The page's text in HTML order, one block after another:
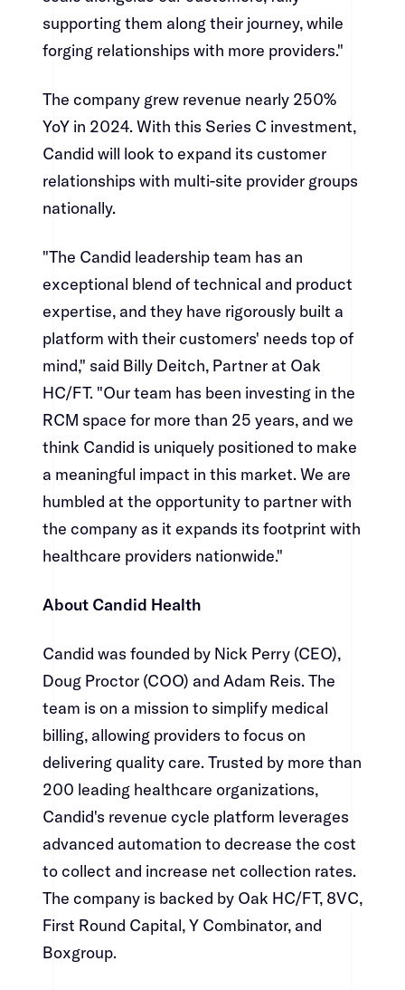
supporting them along their journey, while
forging relationships with more providers."​​​​‌ ‍ ​‍​‍‌‍ ‌ ​‍‌‍‍‌‌‍‌ ‌‍‍‌‌‍ ‍​‍​‍​ ‍‍​‍​‍‌ ​ ‌‍​‌‌‍ ‍‌‍‍‌‌ ‌​‌ ‍‌​‍ ‍‌‍‍‌‌‍ ​‍​‍​‍ ​​‍​‍‌‍‍​‌ ​‍‌‍‌‌‌‍‌‍​‍​‍​ ‍‍​‍​‍‌‍‍​‌ ‌​‌ ‌​‌ ​​​ ‍‍​‍ ​‍ ‌‍ ​‌‍ ‌‍​ ‌‍​‌‌‍ ​‌‍‍​‌‍ ‌ ​ ‌ ‌​​ ‍‍​ ​ ​ ​ ​ ​ ​ ​ ​‍ ‌‍‍‌‌‍ ‍‌ ‌​‌‍‌‌‌‍ ‍‌ ‌​​‍ ‌‍‌‌‌‍‌​‌‍‍‌‌ ‌​​‍ ‌‍ ‌‌‍ ‌‍‌​‌‍‌‌​ ‌‌ ​​‌ ​‍‌‍‌‌‌ ​ ‌‍‌‌‌‍ ‍‌ ‌​‌‍​‌‌ ‌​‌‍‍‌‌‍ ‌‍ ‍​ ‍ ‌‍‍‌‌‍‌​​ ‌​ ‍​​ ​‍​ ‌ ‌‍‌​​ ​‍​ ‌​​ ‍​​ ‌‍​‍ ‌​ ‌‌‌‍‌‍​ ‌‍​ ‍‌​‍ ‌​ ‌​​ ‌​​ ‍​‌‍​‌​‍ ‌‌‍​‍‌‍​‍​ ‌ ​ ‌‌​‍ ‌‌‍‌‌‌‍​‍​ ​‌​ ‌ ​ ​ ‌‍‌‌​ ‌‌‌‍​ ​ ​‍​ ​ ‌‍‌​‌‍​‍​ ‍ ‌ ‌​‌ ‍‌‌ ​​‌‍‌‌​ ‌‌‍​‍‌‍ ​‌‍ ‌‍‌ ‌‌​​‌‍ ‌ ​ ‌ ‌​​ ‍ ‌ ​​‌‍​‌‌ ‌​‌‍‍​​ ‌‌‍​ ‌‍ ‌‍ ‍‌ ‌​‌‍‌‌‌‍ ‍‌ ‌​​‍‌‌​ ‌‌‌​​‍‌‌ ‌‍‍ ‌‍‌‌‌ ‍‌​‍‌‌​ ​ ‌​‌​​‍‌‌​ ​ ‌​‌​​‍‌‌​ ​‍​ ​‍‌‍​‍‌‍‌‌‌‍‌​‌‍​ ​ ​‍​ ​‍​ ​‌‌‍‌‍‌‍​ ​ ‌‍​ ​‌​ ‍​​‍‌‌​ ​‍​ ​‍​‍‌‌​ ‌‌‌​‌​​‍ ‍‌‍​ ‌‍‍​‌‍‍‌‌‍ ​‌‍‌​‌ ​‍‌‍‌‌‌‍ ‍​‍‌‌​ ‌‌‌​​‍‌‌ ‌‍‍ ‌‍‌‌‌ ‍‌​‍‌‌​ ​ ‌​‌​​‍‌‌​ ​ ‌​‌​​‍‌‌​ ​‍​ ​‍​ ​ ​ ‍​​ ‍​​ ‌‍‌‍​ ​ ‍​​ ‍‌​ ‌ ​ ‌‌​ ‌ ​ ​‍​ ​ ​‍‌‌​ ​‍​ ​‍​‍‌‌​ ‌‌‌​‌​​‍ ‍‌ ‌​‌‍‌‌‌ ‍​‌ ‌​​ ‌‍​‍‌‍​‌‌ ​ ‌‍‌‌‌‌‌‌‌ ​‍‌‍ ​​ ‌‌‍‍​‌ ‌​‌ ‌​‌ ​​​‍‌‌​ ​ ‌​​‌​‍‌‌​ ​‍‌​‌‍​‍‌‌​ ​‍‌​‌‍‌‍ ​‌‍ ‌‍​ ‌‍​‌‌‍ ​‌‍‍​‌‍ ‌ ​ ‌ ‌​​‍‌‌​ ​ ‌​​‌​ ​ ​ ​ ​ ​ ​ ​ ​‍‌‍‌‍‍‌‌‍‌​​ ‌​ ‍​​ ​‍​ ‌ ‌‍‌​​ ​‍​ ‌​​ ‍​​ ‌‍​‍ ‌​ ‌‌‌‍‌‍​ ‌‍​ ‍‌​‍ ‌​ ‌​​ ‌​​ ‍​‌‍​‌​‍ ‌‌‍​‍‌‍​‍​ ‌ ​ ‌‌​‍ ‌‌‍‌‌‌‍​‍​ ​‌​ ‌ ​ ​ ‌‍‌‌​ ‌‌‌‍​ ​ ​‍​ ​ ‌‍‌​‌‍​‍​‍‌‍‌ ‌​‌ ‍‌‌ ​​‌‍‌‌​ ‌‌‍​‍‌‍ ​‌‍ ‌‍‌ ‌‌​​‌‍ ‌ ​ ‌ ‌​​‍‌‍‌ ​​‌‍​‌‌ ‌​‌‍‍​​ ‌‌‍​ ‌‍ ‌‍ ‍‌ ‌​‌‍‌‌‌‍ ‍‌ ‌​​‍‌‌​ ‌‌‌​​‍‌‌ ‌‍‍ ‌‍‌‌‌ ‍‌​‍‌‌​ ​ ‌​‌​​‍‌‌​ ​ ‌​‌​​‍‌‌​ ​‍​ ​‍‌‍​‍‌‍‌‌‌‍‌​‌‍​ ​ ​‍​ ​‍​ ​‌‌‍‌‍‌‍​ ​ ‌‍​ ​‌​ ‍​​‍‌‌​ ​‍​ ​‍​‍‌‌​ ‌‌‌​‌​​‍ ‍‌‍​ ‌‍‍​‌‍‍‌‌‍ ​‌‍‌​‌ ​‍‌‍‌‌‌‍ ‍​‍‌‌​ ‌‌‌​​‍‌‌ ‌‍‍ ‌‍‌‌‌ ‍‌​‍‌‌​ ​ ‌​‌​​‍‌‌​ ​ ‌​‌​​‍‌‌​ ​‍​ ​‍​ ​ ​ ‍​​ ‍​​ ‌‍‌‍​ ​ ‍​​ ‍‌​ ‌ ​ ‌‌​ ‌ ​ ​‍​ ​ ​‍‌‌​ ​‍​ ​‍​‍‌‌​ ‌‌‌​‌​​‍ ‍‌ ‌​‌‍‌‌‌ ‍​‌ ‌​​‍‌‍‌ ​​‌‍‌‌‌ ​‍‌ ​ ‌ ​​‌‍‌‌‌‍​ ‌ ‌​‌‍‍‌‌ ‌‍‌‍‌‌​ ‌‌ ​​‌ ‌‌‌‍​‍‌‍ ​‌‍‍‌‌ ​ ‌‍‍​‌‍‌‌‌‍‌​​‍​‍‌ ‌
The company grew revenue nearly 250%
YoY in 2024. With this Series C investment,
Candid will look to expand its customer
relationships with multi-site provider groups
nationally.​​​​‌ ‍ ​‍​‍‌‍ ‌ ​‍‌‍‍‌‌‍‌ ‌‍‍‌‌‍ ‍​‍​‍​ ‍‍​‍​‍‌ ​ ‌‍​‌‌‍ ‍‌‍‍‌‌ ‌​‌ ‍‌​‍ ‍‌‍‍‌‌‍ ​‍​‍​‍ ​​‍​‍‌‍‍​‌ ​‍‌‍‌‌‌‍‌‍​‍​‍​ ‍‍​‍​‍‌‍‍​‌ ‌​‌ ‌​‌ ​​​ ‍‍​‍ ​‍ ‌‍ ​‌‍ ‌‍​ ‌‍​‌‌‍ ​‌‍‍​‌‍ ‌ ​ ‌ ‌​​ ‍‍​ ​ ​ ​ ​ ​ ​ ​ ​‍ ‌‍‍‌‌‍ ‍‌ ‌​‌‍‌‌‌‍ ‍‌ ‌​​‍ ‌‍‌‌‌‍‌​‌‍‍‌‌ ‌​​‍ ‌‍ ‌‌‍ ‌‍‌​‌‍‌‌​ ‌‌ ​​‌ ​‍‌‍‌‌‌ ​ ‌‍‌‌‌‍ ‍‌ ‌​‌‍​‌‌ ‌​‌‍‍‌‌‍ ‌‍ ‍​ ‍ ‌‍‍‌‌‍‌​​ ‌​ ‍​​ ​‍​ ‌ ‌‍‌​​ ​‍​ ‌​​ ‍​​ ‌‍​‍ ‌​ ‌‌‌‍‌‍​ ‌‍​ ‍‌​‍ ‌​ ‌​​ ‌​​ ‍​‌‍​‌​‍ ‌‌‍​‍‌‍​‍​ ‌ ​ ‌‌​‍ ‌‌‍‌‌‌‍​‍​ ​‌​ ‌ ​ ​ ‌‍‌‌​ ‌‌‌‍​ ​ ​‍​ ​ ‌‍‌​‌‍​‍​ ‍ ‌ ‌​‌ ‍‌‌ ​​‌‍‌‌​ ‌‌‍​‍‌‍ ​‌‍ ‌‍‌ ‌‌​​‌‍ ‌ ​ ‌ ‌​​ ‍ ‌ ​​‌‍​‌‌ ‌​‌‍‍​​ ‌‌‍​ ‌‍ ‌‍ ‍‌ ‌​‌‍‌‌‌‍ ‍‌ ‌​​‍‌‌​ ‌‌‌​​‍‌‌ ‌‍‍ ‌‍‌‌‌ ‍‌​‍‌‌​ ​ ‌​‌​​‍‌‌​ ​ ‌​‌​​‍‌‌​ ​‍​ ​‍‌‍‌‌‌‍​ ​ ​​​ ‌ ​ ‌‌​ ​​​ ‍‌​ ‍‌‌‍​‌​ ‍​​ ‍‌​ ‌‍​‍‌‌​ ​‍​ ​‍​‍‌‌​ ‌‌‌​‌​​‍ ‍‌‍​ ‌‍‍​‌‍‍‌‌‍ ​‌‍‌​‌ ​‍‌‍‌‌‌‍ ‍​‍‌‌​ ‌‌‌​​‍‌‌ ‌‍‍ ‌‍‌‌‌ ‍‌​‍‌‌​ ​ ‌​‌​​‍‌‌​ ​ ‌​‌​​‍‌‌​ ​‍​ ​‍​ ​‌​ ‌‍​ ​ ​ ‌​‌‍​‌‌‍‌‌​ ​‌‌‍​ ​ ‌​‌‍​ ​ ‌ ‌‍‌​​‍‌‌​ ​‍​ ​‍​‍‌‌​ ‌‌‌​‌​​‍ ‍‌ ‌​‌‍‌‌‌ ‍​‌ ‌​​ ‌‍​‍‌‍​‌‌ ​ ‌‍‌‌‌‌‌‌‌ ​‍‌‍ ​​ ‌‌‍‍​‌ ‌​‌ ‌​‌ ​​​‍‌‌​ ​ ‌​​‌​‍‌‌​ ​‍‌​‌‍​‍‌‌​ ​‍‌​‌‍‌‍ ​‌‍ ‌‍​ ‌‍​‌‌‍ ​‌‍‍​‌‍ ‌ ​ ‌ ‌​​‍‌‌​ ​ ‌​​‌​ ​ ​ ​ ​ ​ ​ ​ ​‍‌‍‌‍‍‌‌‍‌​​ ‌​ ‍​​ ​‍​ ‌ ‌‍‌​​ ​‍​ ‌​​ ‍​​ ‌‍​‍ ‌​ ‌‌‌‍‌‍​ ‌‍​ ‍‌​‍ ‌​ ‌​​ ‌​​ ‍​‌‍​‌​‍ ‌‌‍​‍‌‍​‍​ ‌ ​ ‌‌​‍ ‌‌‍‌‌‌‍​‍​ ​‌​ ‌ ​ ​ ‌‍‌‌​ ‌‌‌‍​ ​ ​‍​ ​ ‌‍‌​‌‍​‍​‍‌‍‌ ‌​‌ ‍‌‌ ​​‌‍‌‌​ ‌‌‍​‍‌‍ ​‌‍ ‌‍‌ ‌‌​​‌‍ ‌ ​ ‌ ‌​​‍‌‍‌ ​​‌‍​‌‌ ‌​‌‍‍​​ ‌‌‍​ ‌‍ ‌‍ ‍‌ ‌​‌‍‌‌‌‍ ‍‌ ‌​​‍‌‌​ ‌‌‌​​‍‌‌ ‌‍‍ ‌‍‌‌‌ ‍‌​‍‌‌​ ​ ‌​‌​​‍‌‌​ ​ ‌​‌​​‍‌‌​ ​‍​ ​‍‌‍‌‌‌‍​ ​ ​​​ ‌ ​ ‌‌​ ​​​ ‍‌​ ‍‌‌‍​‌​ ‍​​ ‍‌​ ‌‍​‍‌‌​ ​‍​ ​‍​‍‌‌​ ‌‌‌​‌​​‍ ‍‌‍​ ‌‍‍​‌‍‍‌‌‍ ​‌‍‌​‌ ​‍‌‍‌‌‌‍ ‍​‍‌‌​ ‌‌‌​​‍‌‌ ‌‍‍ ‌‍‌‌‌ ‍‌​‍‌‌​ ​ ‌​‌​​‍‌‌​ ​ ‌​‌​​‍‌‌​ ​‍​ ​‍​ ​‌​ ‌‍​ ​ ​ ‌​‌‍​‌‌‍‌‌​ ​‌‌‍​ ​ ‌​‌‍​ ​ ‌ ‌‍‌​​‍‌‌​ ​‍​ ​‍​‍‌‌​ ‌‌‌​‌​​‍ ‍‌ ‌​‌‍‌‌‌ ‍​‌ ‌​​‍‌‍‌ ​​‌‍‌‌‌ ​‍‌ ​ ‌ ​​‌‍‌‌‌‍​ ‌ ‌​‌‍‍‌‌ ‌‍‌‍‌‌​ ‌‌ ​​‌ ‌‌‌‍​‍‌‍ ​‌‍‍‌‌ ​ ‌‍‍​‌‍‌‌‌‍‌​​‍​‍‌ ‌
"The Candid leadership team has an
exceptional blend of technical and product
expertise, and they have rigorously built a
platform with their customers' needs top of
mind," said Billy Deitch, Partner at Oak
HC/FT. "Our team has been investing in the
RCM space for more than 25 years, and we
think Candid is uniquely positioned to make
a meaningful impact in this market. We are
humbled at the opportunity to partner with
the company as it expands its footprint with
healthcare providers nationwide."​​​​‌ ‍ ​‍​‍‌‍ ‌ ​‍‌‍‍‌‌‍‌ ‌‍‍‌‌‍ ‍​‍​‍​ ‍‍​‍​‍‌ ​ ‌‍​‌‌‍ ‍‌‍‍‌‌ ‌​‌ ‍‌​‍ ‍‌‍‍‌‌‍ ​‍​‍​‍ ​​‍​‍‌‍‍​‌ ​‍‌‍‌‌‌‍‌‍​‍​‍​ ‍‍​‍​‍‌‍‍​‌ ‌​‌ ‌​‌ ​​​ ‍‍​‍ ​‍ ‌‍ ​‌‍ ‌‍​ ‌‍​‌‌‍ ​‌‍‍​‌‍ ‌ ​ ‌ ‌​​ ‍‍​ ​ ​ ​ ​ ​ ​ ​ ​‍ ‌‍‍‌‌‍ ‍‌ ‌​‌‍‌‌‌‍ ‍‌ ‌​​‍ ‌‍‌‌‌‍‌​‌‍‍‌‌ ‌​​‍ ‌‍ ‌‌‍ ‌‍‌​‌‍‌‌​ ‌‌ ​​‌ ​‍‌‍‌‌‌ ​ ‌‍‌‌‌‍ ‍‌ ‌​‌‍​‌‌ ‌​‌‍‍‌‌‍ ‌‍ ‍​ ‍ ‌‍‍‌‌‍‌​​ ‌​ ‍​​ ​‍​ ‌ ‌‍‌​​ ​‍​ ‌​​ ‍​​ ‌‍​‍ ‌​ ‌‌‌‍‌‍​ ‌‍​ ‍‌​‍ ‌​ ‌​​ ‌​​ ‍​‌‍​‌​‍ ‌‌‍​‍‌‍​‍​ ‌ ​ ‌‌​‍ ‌‌‍‌‌‌‍​‍​ ​‌​ ‌ ​ ​ ‌‍‌‌​ ‌‌‌‍​ ​ ​‍​ ​ ‌‍‌​‌‍​‍​ ‍ ‌ ‌​‌ ‍‌‌ ​​‌‍‌‌​ ‌‌‍​‍‌‍ ​‌‍ ‌‍‌ ‌‌​​‌‍ ‌ ​ ‌ ‌​​ ‍ ‌ ​​‌‍​‌‌ ‌​‌‍‍​​ ‌‌‍​ ‌‍ ‌‍ ‍‌ ‌​‌‍‌‌‌‍ ‍‌ ‌​​‍‌‌​ ‌‌‌​​‍‌‌ ‌‍‍ ‌‍‌‌‌ ‍‌​‍‌‌​ ​ ‌​‌​​‍‌‌​ ​ ‌​‌​​‍‌‌​ ​‍​ ​‍​ ‌‌‌‍​ ​ ‍​‌‍‌‌‌‍​ ​ ​​​ ‌​​ ‌‍​ ‌​​ ‍‌‌‍‌‍‌‍​‍​‍‌‌​ ​‍​ ​‍​‍‌‌​ ‌‌‌​‌​​‍ ‍‌‍​ ‌‍‍​‌‍‍‌‌‍ ​‌‍‌​‌ ​‍‌‍‌‌‌‍ ‍​‍‌‌​ ‌‌‌​​‍‌‌ ‌‍‍ ‌‍‌‌‌ ‍‌​‍‌‌​ ​ ‌​‌​​‍‌‌​ ​ ‌​‌​​‍‌‌​ ​‍​ ​‍‌‍​ ​ ‍‌​ ​‌‌‍‌‍​ ​​​ ​ ‌‍​ ​ ​‍‌‍​ ​ ​​​ ​ ‌‍​‌​‍‌‌​ ​‍​ ​‍​‍‌‌​ ‌‌‌​‌​​‍ ‍‌ ‌​‌‍‌‌‌ ‍​‌ ‌​​ ‌‍​‍‌‍​‌‌ ​ ‌‍‌‌‌‌‌‌‌ ​‍‌‍ ​​ ‌‌‍‍​‌ ‌​‌ ‌​‌ ​​​‍‌‌​ ​ ‌​​‌​‍‌‌​ ​‍‌​‌‍​‍‌‌​ ​‍‌​‌‍‌‍ ​‌‍ ‌‍​ ‌‍​‌‌‍ ​‌‍‍​‌‍ ‌ ​ ‌ ‌​​‍‌‌​ ​ ‌​​‌​ ​ ​ ​ ​ ​ ​ ​ ​‍‌‍‌‍‍‌‌‍‌​​ ‌​ ‍​​ ​‍​ ‌ ‌‍‌​​ ​‍​ ‌​​ ‍​​ ‌‍​‍ ‌​ ‌‌‌‍‌‍​ ‌‍​ ‍‌​‍ ‌​ ‌​​ ‌​​ ‍​‌‍​‌​‍ ‌‌‍​‍‌‍​‍​ ‌ ​ ‌‌​‍ ‌‌‍‌‌‌‍​‍​ ​‌​ ‌ ​ ​ ‌‍‌‌​ ‌‌‌‍​ ​ ​‍​ ​ ‌‍‌​‌‍​‍​‍‌‍‌ ‌​‌ ‍‌‌ ​​‌‍‌‌​ ‌‌‍​‍‌‍ ​‌‍ ‌‍‌ ‌‌​​‌‍ ‌ ​ ‌ ‌​​‍‌‍‌ ​​‌‍​‌‌ ‌​‌‍‍​​ ‌‌‍​ ‌‍ ‌‍ ‍‌ ‌​‌‍‌‌‌‍ ‍‌ ‌​​‍‌‌​ ‌‌‌​​‍‌‌ ‌‍‍ ‌‍‌‌‌ ‍‌​‍‌‌​ ​ ‌​‌​​‍‌‌​ ​ ‌​‌​​‍‌‌​ ​‍​ ​‍​ ‌‌‌‍​ ​ ‍​‌‍‌‌‌‍​ ​ ​​​ ‌​​ ‌‍​ ‌​​ ‍‌‌‍‌‍‌‍​‍​‍‌‌​ ​‍​ ​‍​‍‌‌​ ‌‌‌​‌​​‍ ‍‌‍​ ‌‍‍​‌‍‍‌‌‍ ​‌‍‌​‌ ​‍‌‍‌‌‌‍ ‍​‍‌‌​ ‌‌‌​​‍‌‌ ‌‍‍ ‌‍‌‌‌ ‍‌​‍‌‌​ ​ ‌​‌​​‍‌‌​ ​ ‌​‌​​‍‌‌​ ​‍​ ​‍‌‍​ ​ ‍‌​ ​‌‌‍‌‍​ ​​​ ​ ‌‍​ ​ ​‍‌‍​ ​ ​​​ ​ ‌‍​‌​‍‌‌​ ​‍​ ​‍​‍‌‌​ ‌‌‌​‌​​‍ ‍‌ ‌​‌‍‌‌‌ ‍​‌ ‌​​‍‌‍‌ ​​‌‍‌‌‌ ​‍‌ ​ ‌ ​​‌‍‌‌‌‍​ ‌ ‌​‌‍‍‌‌ ‌‍‌‍‌‌​ ‌‌ ​​‌ ‌‌‌‍​‍‌‍ ​‌‍‍‌‌ ​ ‌‍‍​‌‍‌‌‌‍‌​​‍​‍‌ ‌
About Candid Health​​​​‌ ‍ ​‍​‍‌‍ ‌ ​‍‌‍‍‌‌‍‌ ‌‍‍‌‌‍ ‍​‍​‍​ ‍‍​‍​‍‌ ​ ‌‍​‌‌‍ ‍‌‍‍‌‌ ‌​‌ ‍‌​‍ ‍‌‍‍‌‌‍ ​‍​‍​‍ ​​‍​‍‌‍‍​‌ ​‍‌‍‌‌‌‍‌‍​‍​‍​ ‍‍​‍​‍‌‍‍​‌ ‌​‌ ‌​‌ ​​​ ‍‍​‍ ​‍ ‌‍ ​‌‍ ‌‍​ ‌‍​‌‌‍ ​‌‍‍​‌‍ ‌ ​ ‌ ‌​​ ‍‍​ ​ ​ ​ ​ ​ ​ ​ ​‍ ‌‍‍‌‌‍ ‍‌ ‌​‌‍‌‌‌‍ ‍‌ ‌​​‍ ‌‍‌‌‌‍‌​‌‍‍‌‌ ‌​​‍ ‌‍ ‌‌‍ ‌‍‌​‌‍‌‌​ ‌‌ ​​‌ ​‍‌‍‌‌‌ ​ ‌‍‌‌‌‍ ‍‌ ‌​‌‍​‌‌ ‌​‌‍‍‌‌‍ ‌‍ ‍​ ‍ ‌‍‍‌‌‍‌​​ ‌​ ‍​​ ​‍​ ‌ ‌‍‌​​ ​‍​ ‌​​ ‍​​ ‌‍​‍ ‌​ ‌‌‌‍‌‍​ ‌‍​ ‍‌​‍ ‌​ ‌​​ ‌​​ ‍​‌‍​‌​‍ ‌‌‍​‍‌‍​‍​ ‌ ​ ‌‌​‍ ‌‌‍‌‌‌‍​‍​ ​‌​ ‌ ​ ​ ‌‍‌‌​ ‌‌‌‍​ ​ ​‍​ ​ ‌‍‌​‌‍​‍​ ‍ ‌ ‌​‌ ‍‌‌ ​​‌‍‌‌​ ‌‌‍​‍‌‍ ​‌‍ ‌‍‌ ‌‌​​‌‍ ‌ ​ ‌ ‌​​ ‍ ‌ ​​‌‍​‌‌ ‌​‌‍‍​​ ‌‌‍​ ‌‍ ‌‍ ‍‌ ‌​‌‍‌‌‌‍ ‍‌ ‌​​‍‌‌​ ‌‌‌​​‍‌‌ ‌‍‍ ‌‍‌‌‌ ‍‌​‍‌‌​ ​ ‌​‌​​‍‌‌​ ​ ‌​‌​​‍‌‌​ ​‍​ ​‍​ ‌​‌‍​ ​ ‌ ​ ​ ​ ‌​‌‍​ ‌‍​‍​ ‌‍​ ​​‌‍​‌​ ‌​‌‍‌‍​‍‌‌​ ​‍​ ​‍​‍‌‌​ ‌‌‌​‌​​‍ ‍‌‍​ ‌‍‍​‌‍‍‌‌‍ ​‌‍‌​‌ ​‍‌‍‌‌‌‍ ‍​‍‌‌​ ‌‌‌​​‍‌‌ ‌‍‍ ‌‍‌‌‌ ‍‌​‍‌‌​ ​ ‌​‌​​‍‌‌​ ​ ‌​‌​​‍‌‌​ ​‍​ ​‍​ ‍​​ ‌‍​ ​​​ ‌‍​ ​‌​ ‌‍​ ‍‌​ ​‌​ ‌‌​ ‍‌​ ‍​‌‍​‌​‍‌‌​ ​‍​ ​‍​‍‌‌​ ‌‌‌​‌​​‍ ‍‌ ‌​‌‍‌‌‌ ‍​‌ ‌​​ ‌‍​‍‌‍​‌‌ ​ ‌‍‌‌‌‌‌‌‌ ​‍‌‍ ​​ ‌‌‍‍​‌ ‌​‌ ‌​‌ ​​​‍‌‌​ ​ ‌​​‌​‍‌‌​ ​‍‌​‌‍​‍‌‌​ ​‍‌​‌‍‌‍ ​‌‍ ‌‍​ ‌‍​‌‌‍ ​‌‍‍​‌‍ ‌ ​ ‌ ‌​​‍‌‌​ ​ ‌​​‌​ ​ ​ ​ ​ ​ ​ ​ ​‍‌‍‌‍‍‌‌‍‌​​ ‌​ ‍​​ ​‍​ ‌ ‌‍‌​​ ​‍​ ‌​​ ‍​​ ‌‍​‍ ‌​ ‌‌‌‍‌‍​ ‌‍​ ‍‌​‍ ‌​ ‌​​ ‌​​ ‍​‌‍​‌​‍ ‌‌‍​‍‌‍​‍​ ‌ ​ ‌‌​‍ ‌‌‍‌‌‌‍​‍​ ​‌​ ‌ ​ ​ ‌‍‌‌​ ‌‌‌‍​ ​ ​‍​ ​ ‌‍‌​‌‍​‍​‍‌‍‌ ‌​‌ ‍‌‌ ​​‌‍‌‌​ ‌‌‍​‍‌‍ ​‌‍ ‌‍‌ ‌‌​​‌‍ ‌ ​ ‌ ‌​​‍‌‍‌ ​​‌‍​‌‌ ‌​‌‍‍​​ ‌‌‍​ ‌‍ ‌‍ ‍‌ ‌​‌‍‌‌‌‍ ‍‌ ‌​​‍‌‌​ ‌‌‌​​‍‌‌ ‌‍‍ ‌‍‌‌‌ ‍‌​‍‌‌​ ​ ‌​‌​​‍‌‌​ ​ ‌​‌​​‍‌‌​ ​‍​ ​‍​ ‌​‌‍​ ​ ‌ ​ ​ ​ ‌​‌‍​ ‌‍​‍​ ‌‍​ ​​‌‍​‌​ ‌​‌‍‌‍​‍‌‌​ ​‍​ ​‍​‍‌‌​ ‌‌‌​‌​​‍ ‍‌‍​ ‌‍‍​‌‍‍‌‌‍ ​‌‍‌​‌ ​‍‌‍‌‌‌‍ ‍​‍‌‌​ ‌‌‌​​‍‌‌ ‌‍‍ ‌‍‌‌‌ ‍‌​‍‌‌​ ​ ‌​‌​​‍‌‌​ ​ ‌​‌​​‍‌‌​ ​‍​ ​‍​ ‍​​ ‌‍​ ​​​ ‌‍​ ​‌​ ‌‍​ ‍‌​ ​‌​ ‌‌​ ‍‌​ ‍​‌‍​‌​‍‌‌​ ​‍​ ​‍​‍‌‌​ ‌‌‌​‌​​‍ ‍‌ ‌​‌‍‌‌‌ ‍​‌ ‌​​‍‌‍‌ ​​‌‍‌‌‌ ​‍‌ ​ ‌ ​​‌‍‌‌‌‍​ ‌ ‌​‌‍‍‌‌ ‌‍‌‍‌‌​ ‌‌ ​​‌ ‌‌‌‍​‍‌‍ ​‌‍‍‌‌ ​ ‌‍‍​‌‍‌‌‌‍‌​​‍​‍‌ ‌
Candid was founded by Nick Perry (CEO),
Doug Proctor (COO) and Adam Reis. The
team is on a mission to simplify medical
billing, allowing providers to focus on
delivering quality care. Trusted by more than
200 leading healthcare organizations,
Candid's revenue cycle platform leverages
advanced automation to decrease the cost
to collect and increase net collection rates.
The company is backed by Oak HC/FT, 8VC,
First Round Capital, Y Combinator, and
Boxgroup. ​​​​‌ ‍ ​‍​‍‌‍ ‌ ​‍‌‍‍‌‌‍‌ ‌‍‍‌‌‍ ‍​‍​‍​ ‍‍​‍​‍‌ ​ ‌‍​‌‌‍ ‍‌‍‍‌‌ ‌​‌ ‍‌​‍ ‍‌‍‍‌‌‍ ​‍​‍​‍ ​​‍​‍‌‍‍​‌ ​‍‌‍‌‌‌‍‌‍​‍​‍​ ‍‍​‍​‍‌‍‍​‌ ‌​‌ ‌​‌ ​​​ ‍‍​‍ ​‍ ‌‍ ​‌‍ ‌‍​ ‌‍​‌‌‍ ​‌‍‍​‌‍ ‌ ​ ‌ ‌​​ ‍‍​ ​ ​ ​ ​ ​ ​ ​ ​‍ ‌‍‍‌‌‍ ‍‌ ‌​‌‍‌‌‌‍ ‍‌ ‌​​‍ ‌‍‌‌‌‍‌​‌‍‍‌‌ ‌​​‍ ‌‍ ‌‌‍ ‌‍‌​‌‍‌‌​ ‌‌ ​​‌ ​‍‌‍‌‌‌ ​ ‌‍‌‌‌‍ ‍‌ ‌​‌‍​‌‌ ‌​‌‍‍‌‌‍ ‌‍ ‍​ ‍ ‌‍‍‌‌‍‌​​ ‌​ ‍​​ ​‍​ ‌ ‌‍‌​​ ​‍​ ‌​​ ‍​​ ‌‍​‍ ‌​ ‌‌‌‍‌‍​ ‌‍​ ‍‌​‍ ‌​ ‌​​ ‌​​ ‍​‌‍​‌​‍ ‌‌‍​‍‌‍​‍​ ‌ ​ ‌‌​‍ ‌‌‍‌‌‌‍​‍​ ​‌​ ‌ ​ ​ ‌‍‌‌​ ‌‌‌‍​ ​ ​‍​ ​ ‌‍‌​‌‍​‍​ ‍ ‌ ‌​‌ ‍‌‌ ​​‌‍‌‌​ ‌‌‍​‍‌‍ ​‌‍ ‌‍‌ ‌‌​​‌‍ ‌ ​ ‌ ‌​​ ‍ ‌ ​​‌‍​‌‌ ‌​‌‍‍​​ ‌‌‍​ ‌‍ ‌‍ ‍‌ ‌​‌‍‌‌‌‍ ‍‌ ‌​​‍‌‌​ ‌‌‌​​‍‌‌ ‌‍‍ ‌‍‌‌‌ ‍‌​‍‌‌​ ​ ‌​‌​​‍‌‌​ ​ ‌​‌​​‍‌‌​ ​‍​ ​‍‌‍​‍​ ​​​ ​ ​ ​​‌‍​‌​ ​​​ ​​​ ‌​​ ‍​​ ​​​ ‌​‌‍‌‌​‍‌‌​ ​‍​ ​‍​‍‌‌​ ‌‌‌​‌​​‍ ‍‌‍​ ‌‍‍​‌‍‍‌‌‍ ​‌‍‌​‌ ​‍‌‍‌‌‌‍ ‍​‍‌‌​ ‌‌‌​​‍‌‌ ‌‍‍ ‌‍‌‌‌ ‍‌​‍‌‌​ ​ ‌​‌​​‍‌‌​ ​ ‌​‌​​‍‌‌​ ​‍​ ​‍‌‍‌‌​ ​‍‌‍‌‍‌‍​‍‌‍​ ​ ​‌​ ‌‍‌‍​‍​ ‌‍‌‍‌‍‌‍‌‌‌‍​‌​‍‌‌​ ​‍​ ​‍​‍‌‌​ ‌‌‌​‌​​‍ ‍‌ ‌​‌‍‌‌‌ ‍​‌ ‌​​ ‌‍​‍‌‍​‌‌ ​ ‌‍‌‌‌‌‌‌‌ ​‍‌‍ ​​ ‌‌‍‍​‌ ‌​‌ ‌​‌ ​​​‍‌‌​ ​ ‌​​‌​‍‌‌​ ​‍‌​‌‍​‍‌‌​ ​‍‌​‌‍‌‍ ​‌‍ ‌‍​ ‌‍​‌‌‍ ​‌‍‍​‌‍ ‌ ​ ‌ ‌​​‍‌‌​ ​ ‌​​‌​ ​ ​ ​ ​ ​ ​ ​ ​‍‌‍‌‍‍‌‌‍‌​​ ‌​ ‍​​ ​‍​ ‌ ‌‍‌​​ ​‍​ ‌​​ ‍​​ ‌‍​‍ ‌​ ‌‌‌‍‌‍​ ‌‍​ ‍‌​‍ ‌​ ‌​​ ‌​​ ‍​‌‍​‌​‍ ‌‌‍​‍‌‍​‍​ ‌ ​ ‌‌​‍ ‌‌‍‌‌‌‍​‍​ ​‌​ ‌ ​ ​ ‌‍‌‌​ ‌‌‌‍​ ​ ​‍​ ​ ‌‍‌​‌‍​‍​‍‌‍‌ ‌​‌ ‍‌‌ ​​‌‍‌‌​ ‌‌‍​‍‌‍ ​‌‍ ‌‍‌ ‌‌​​‌‍ ‌ ​ ‌ ‌​​‍‌‍‌ ​​‌‍​‌‌ ‌​‌‍‍​​ ‌‌‍​ ‌‍ ‌‍ ‍‌ ‌​‌‍‌‌‌‍ ‍‌ ‌​​‍‌‌​ ‌‌‌​​‍‌‌ ‌‍‍ ‌‍‌‌‌ ‍‌​‍‌‌​ ​ ‌​‌​​‍‌‌​ ​ ‌​‌​​‍‌‌​ ​‍​ ​‍‌‍​‍​ ​​​ ​ ​ ​​‌‍​‌​ ​​​ ​​​ ‌​​ ‍​​ ​​​ ‌​‌‍‌‌​‍‌‌​ ​‍​ ​‍​‍‌‌​ ‌‌‌​‌​​‍ ‍‌‍​ ‌‍‍​‌‍‍‌‌‍ ​‌‍‌​‌ ​‍‌‍‌‌‌‍ ‍​‍‌‌​ ‌‌‌​​‍‌‌ ‌‍‍ ‌‍‌‌‌ ‍‌​‍‌‌​ ​ ‌​‌​​‍‌‌​ ​ ‌​‌​​‍‌‌​ ​‍​ ​‍‌‍‌‌​ ​‍‌‍‌‍‌‍​‍‌‍​ ​ ​‌​ ‌‍‌‍​‍​ ‌‍‌‍‌‍‌‍‌‌‌‍​‌​‍‌‌​ ​‍​ ​‍​‍‌‌​ ‌‌‌​‌​​‍ ‍‌ ‌​‌‍‌‌‌ ‍​‌ ‌​​‍‌‍‌ ​​‌‍‌‌‌ ​‍‌ ​ ‌ ​​‌‍‌‌‌‍​ ‌ ‌​‌‍‍‌‌ ‌‍‌‍‌‌​ ‌‌ ​​‌ ‌‌‌‍​‍‌‍ ​‌‍‍‌‌ ​ ‌‍‍​‌‍‌‌‌‍‌​​‍​‍‌ ‌